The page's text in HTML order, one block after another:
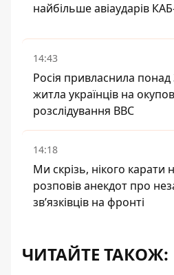
найбільше авіаударів
14:43
Росія привласнила понад
житла українців на
розслідування BBC
14:18
Ми скрізь, нікого
розповів анекдот про
зв’язківців на фронті
ЧИТАЙТЕ ТАКОЖ: